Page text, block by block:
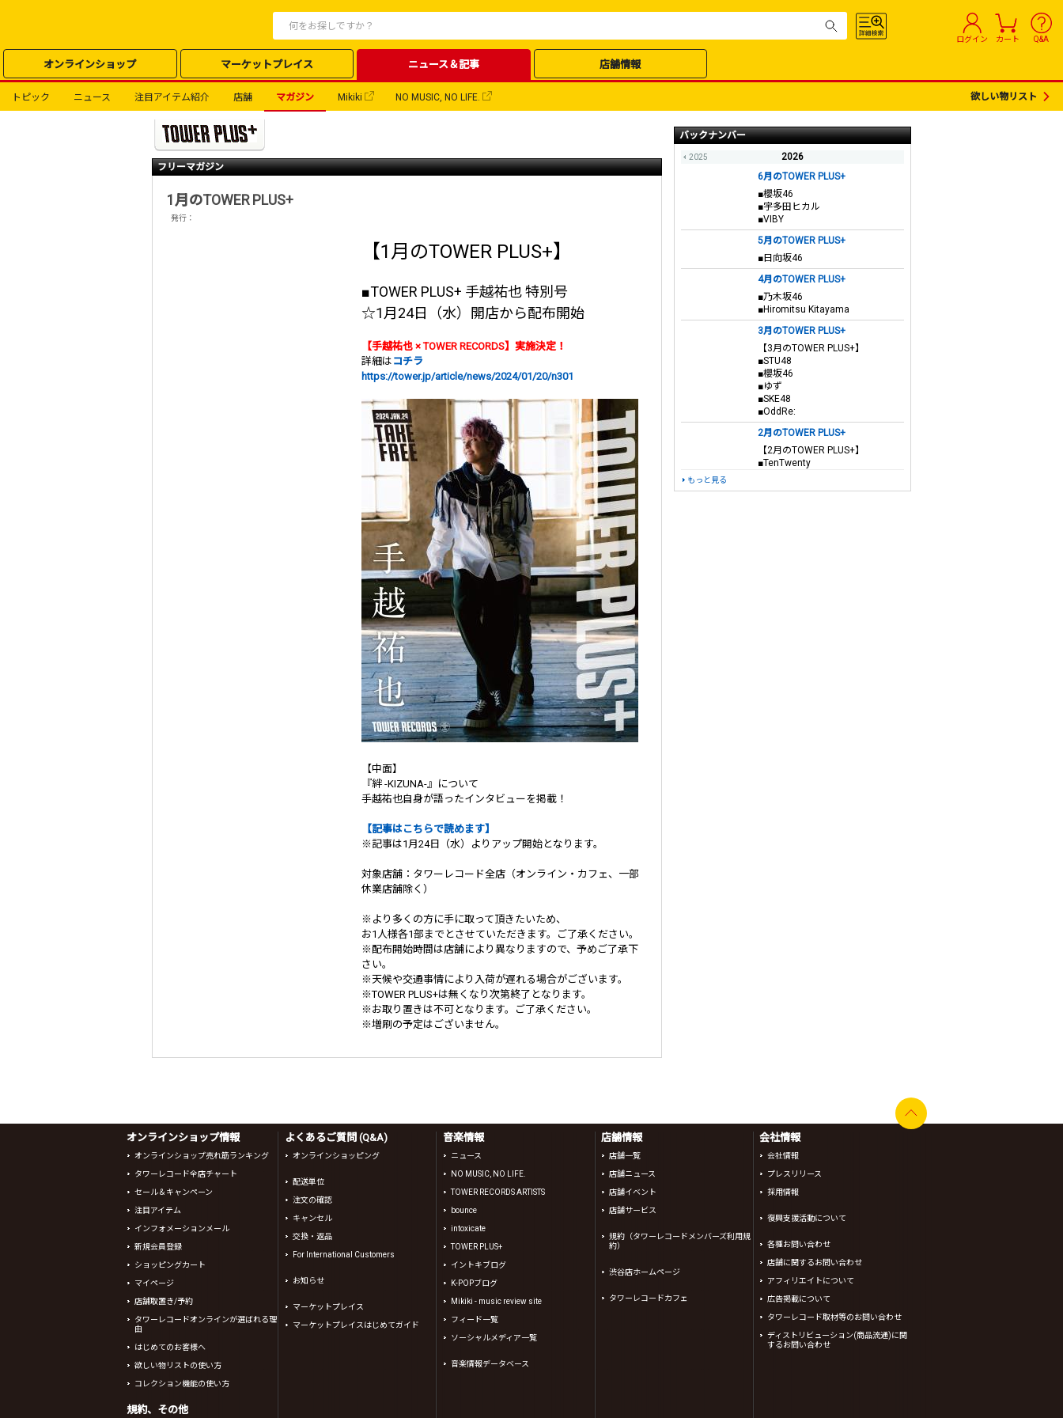
ログイン カート Q&A
オンラインショップ マーケットプレイス ニュース＆記事 店舗情報
トピック ニュース 注目アイテム紹介 店舗 マガジン Mikiki NO MUSIC, NO LIFE. 欲しい物リスト
フリーマガジン
1月のTOWER PLUS+
発行：
【1月のTOWER PLUS+】
■TOWER PLUS+ 手越祐也 特別号
☆1月24日（水）開店から配布開始
【手越祐也 × TOWER RECORDS】実施決定！
詳細は コチラ
https://tower.jp/article/news/2024/01/20/n301
【中面】
『絆 -KIZUNA-』について
手越祐也自身が語ったインタビューを掲載！
【記事はこちらで読めます】
※記事は1月24日（水）よりアップ開始となります。
対象店舗：タワーレコード全店（オンライン・カフェ、一部
休業店舗除く）
※より多くの方に手に取って頂きたいため、
お1人様各1部までとさせていただきます。ご了承ください。
※配布開始時間は店舗により異なりますので、予めご了承下
さい。
※天候や交通事情により入荷が遅れる場合がございます。
※TOWER PLUS+は無くなり次第終了となります。
※お取り置きは不可となります。ご了承ください。
※増刷の予定はございません。
バックナンバー
2025
2026
6月のTOWER PLUS+
■櫻坂46
■宇多田ヒカル
■VIBY
5月のTOWER PLUS+
■日向坂46
4月のTOWER PLUS+
■乃木坂46
■Hiromitsu Kitayama
3月のTOWER PLUS+
【3月のTOWER PLUS+】
■STU48
■櫻坂46
■ゆず
■SKE48
■OddRe:
2月のTOWER PLUS+
【2月のTOWER PLUS+】
■TenTwenty
もっと見る
オンラインショップ情報
オンラインショップ売れ筋ランキング
タワーレコード全店チャート
セール＆キャンペーン
注目アイテム
インフォメーションメール
新規会員登録
ショッピングカート
マイページ
店舗取置き/予約
タワーレコードオンラインが選ばれる理
由
はじめてのお客様へ
欲しい物リストの使い方
コレクション機能の使い方
規約、その他
よくあるご質問 (Q&A)
オンラインショッピング
配送単位
注文の確認
キャンセル
交換・返品
For International Customers
お知らせ
マーケットプレイス
マーケットプレイスはじめてガイド
音楽情報
ニュース
NO MUSIC, NO LIFE.
TOWER RECORDS ARTISTS
bounce
intoxicate
TOWER PLUS+
イントキブログ
K-POPブログ
Mikiki - music review site
フィード一覧
ソーシャルメディア一覧
音楽情報データベース
店舗情報
店舗一覧
店舗ニュース
店舗イベント
店舗サービス
規約（タワーレコードメンバーズ利用規
約）
渋谷店ホームページ
タワーレコードカフェ
会社情報
会社情報
プレスリリース
採用情報
復興支援活動について
各種お問い合わせ
店舗に関するお問い合わせ
アフィリエイトについて
広告掲載について
タワーレコード取材等のお問い合わせ
ディストリビューション(商品流通)に関
するお問い合わせ